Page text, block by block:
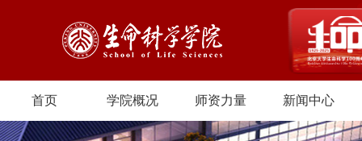
首页 学院概况 师资力量 新闻中心